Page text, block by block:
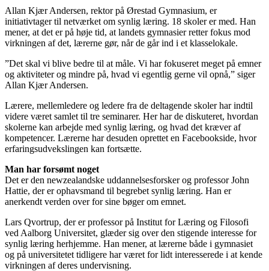
Allan Kjær Andersen, rektor på Ørestad Gymnasium, er
initiativtager til netværket om synlig læring. 18 skoler er med. Han
mener, at det er på høje tid, at landets gymnasier retter fokus mod
virkningen af det, lærerne gør, når de går ind i et klasselokale.
”Det skal vi blive bedre til at måle. Vi har fokuseret meget på emner
og aktiviteter og mindre på, hvad vi egentlig gerne vil opnå,” siger
Allan Kjær Andersen.
Lærere, mellemledere og ledere fra de deltagende skoler har indtil
videre været samlet til tre seminarer. Her har de diskuteret, hvordan
skolerne kan arbejde med synlig læring, og hvad det kræver af
kompetencer. Lærerne har desuden oprettet en Facebookside, hvor
erfaringsudvekslingen kan fortsætte.
Man har forsømt noget
Det er den newzealandske uddannelsesforsker og professor John
Hattie, der er ophavsmand til begrebet synlig læring. Han er
anerkendt verden over for sine bøger om emnet.
Lars Qvortrup, der er professor på Institut for Læring og Filosofi
ved Aalborg Universitet, glæder sig over den stigende interesse for
synlig læring herhjemme. Han mener, at lærerne både i gymnasiet
og på universitetet tidligere har været for lidt interesserede i at kende
virkningen af deres undervisning.